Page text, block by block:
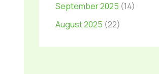
September 2025 (14)
August 2025 (22)